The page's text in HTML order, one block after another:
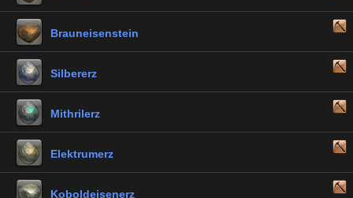
Brauneisenstein
Silbererz
Mithrilerz
Elektrumerz
Koboldeisenerz